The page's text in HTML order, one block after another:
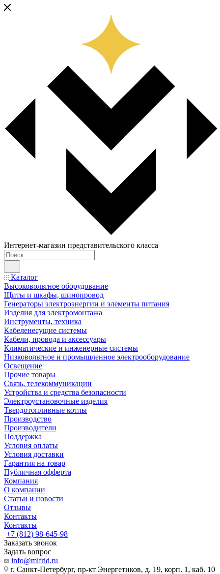
Интернет-магазин представительского класса
Каталог
Высоковольтное оборудование
Щиты и шкафы, шинопровод
Генераторы электроэнергии и элементы питания
Изделия для электромонтажа
Инструменты, техника
Кабеленесущие системы
Кабели, провода и аксессуары
Климатические и инженерные системы
Низковольтное и промышленное электрооборудование
Освещение
Прочие товары
Связь, телекоммуникации
Устройства и средства безопасности
Электроустановочные изделия
Твердотопливные котлы
Производство
Производители
Поддержка
Условия оплаты
Условия доставки
Гарантия на товар
Публичная офферта
Компания
О компании
Статьи и новости
Отзывы
Контакты
Контакты
+7 (812) 98-645-98
Заказать звонок
Задать вопрос
info@mifrid.ru
г. Санкт-Петербург, пр-кт Энергетиков, д. 19, корп. 1, каб. 10